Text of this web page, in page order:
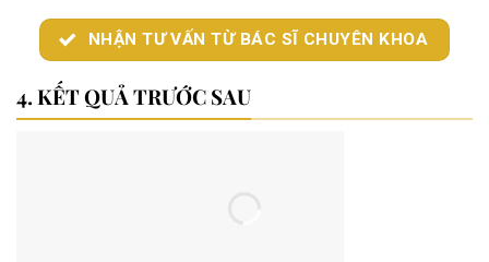
NHẬN TƯ VẤN TỪ BÁC SĨ CHUYÊN KHOA
KẾT QUẢ TRƯỚC SAU